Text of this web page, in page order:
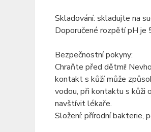
Skladování: skladujte na
Doporučené rozpětí pH je
Bezpečnostní pokyny:
Chraňte před dětmi!
kontakt s kůží může
vodou, při kontaktu s kůži
navštívit lékaře.
Složení: přírodní bakterie,